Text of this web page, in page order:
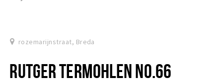
rozemarijnstraat, Breda
RUTGER TERMOHLEN NO.66